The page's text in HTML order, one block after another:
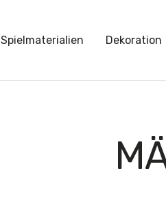
Spielmaterialien Dekoration